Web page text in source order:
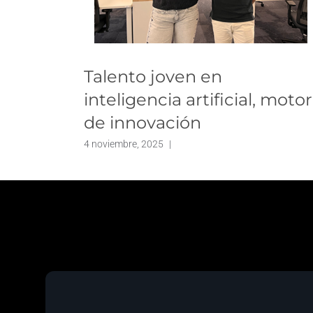
Talento joven en
inteligencia artificial, motor
de innovación
4 noviembre, 2025 |